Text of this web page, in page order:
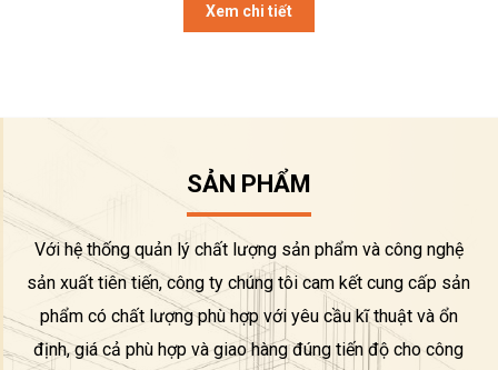
Xem chi tiết
SẢN PHẨM
Với hệ thống quản lý chất lượng sản phẩm và công nghệ
sản xuất tiên tiến, công ty chúng tôi cam kết cung cấp sản
phẩm có chất lượng phù hợp với yêu cầu kĩ thuật và ổn
định, giá cả phù hợp và giao hàng đúng tiến độ cho công